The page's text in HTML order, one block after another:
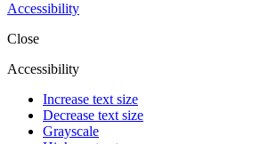
Accessibility
Close
Accessibility
Increase text size
Decrease text size
Grayscale